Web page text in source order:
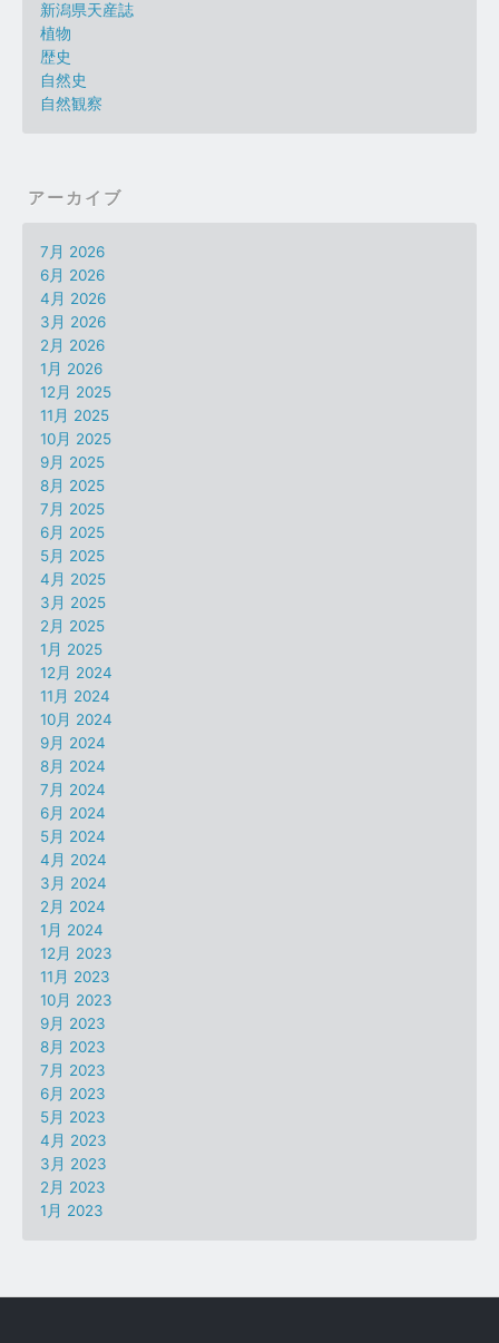
新潟県天産誌
植物
歴史
自然史
自然観察
アーカイブ
7月 2026
6月 2026
4月 2026
3月 2026
2月 2026
1月 2026
12月 2025
11月 2025
10月 2025
9月 2025
8月 2025
7月 2025
6月 2025
5月 2025
4月 2025
3月 2025
2月 2025
1月 2025
12月 2024
11月 2024
10月 2024
9月 2024
8月 2024
7月 2024
6月 2024
5月 2024
4月 2024
3月 2024
2月 2024
1月 2024
12月 2023
11月 2023
10月 2023
9月 2023
8月 2023
7月 2023
6月 2023
5月 2023
4月 2023
3月 2023
2月 2023
1月 2023